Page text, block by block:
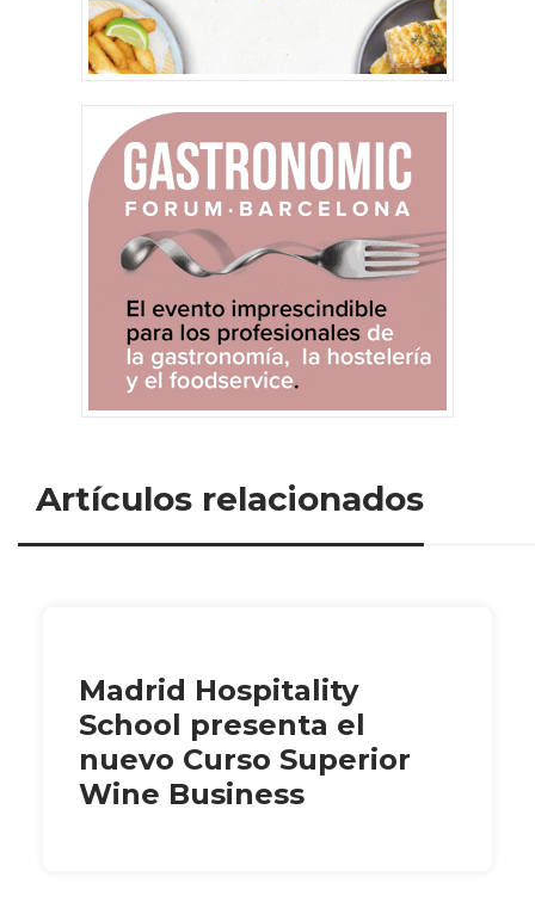
Artículos relacionados
Madrid Hospitality
School presenta el
nuevo Curso Superior
Wine Business